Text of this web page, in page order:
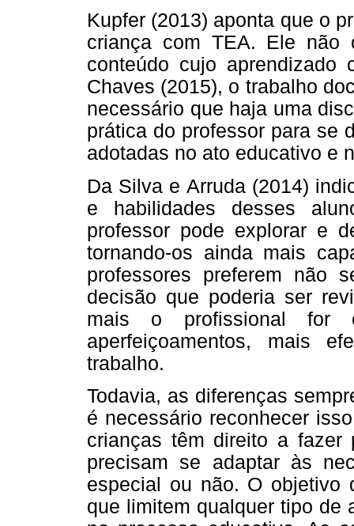
Kupfer (2013) aponta que o
criança com TEA. Ele não
conteúdo cujo aprendizado
Chaves (2015), o trabalho
necessário que haja uma
prática do professor para se
adotadas no ato educativo e
Da Silva e Arruda (2014)
e habilidades desses
professor pode explorar e
tornando-os ainda mais
professores preferem não
decisão que poderia ser
mais o profissional for
aperfeiçoamentos, mais
trabalho.
Todavia, as diferenças
é necessário reconhecer
crianças têm direito a
precisam se adaptar às
especial ou não. O objetivo
que limitem qualquer tipo de